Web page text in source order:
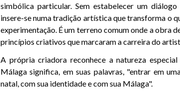
simbólica particular. Sem estabelecer um
insere-se numa tradição artística que transforma o
experimentação. É um terreno comum onde a obra
princípios criativos que marcaram a carreira do
A própria criadora reconhece a natureza
Málaga significa, em suas palavras, "entrar em
natal, com sua identidade e com sua Málaga".